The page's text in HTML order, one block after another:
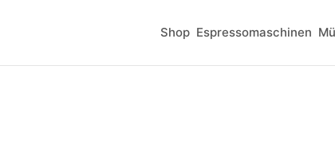
Shop Espressomaschinen